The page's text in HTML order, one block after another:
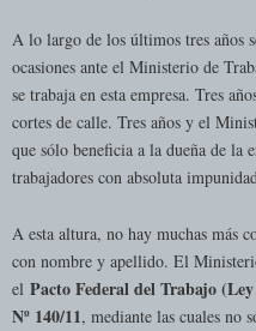
A lo largo de los últimos tres años
ocasiones ante el Ministerio de
se trabaja en esta empresa. Tres
cortes de calle. Tres años y el
que sólo beneficia a la dueña de la
trabajadores con absoluta
A esta altura, no hay muchas más
con nombre y apellido. El
el Pacto Federal del Trabajo
Nº 140/11, mediante las cuales no